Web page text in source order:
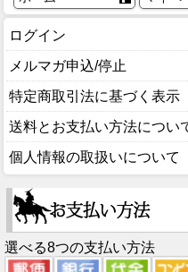
ログイン
メルマガ申込/停止
特定商取引法に基づく表示
送料とお支払い方法につい
個人情報の取扱いについて
選べる8つの支払い方法